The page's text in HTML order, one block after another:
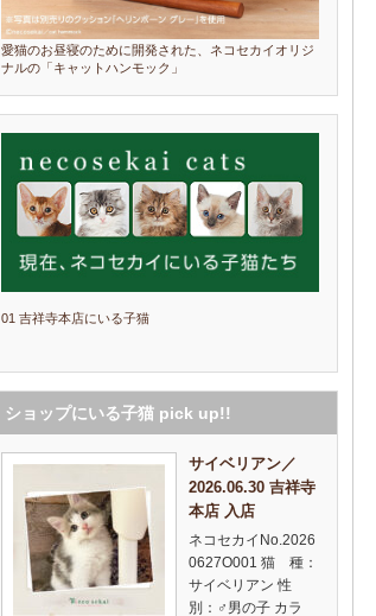
愛猫のお昼寝のために開発された、ネコセカイオリジ
ナルの「キャットハンモック」
01 吉祥寺本店にいる子猫
ショップにいる子猫 pick up!!
サイベリアン／
2026.06.30 吉祥寺
本店 入店
ネコセカイNo.2026
0627O001 猫 種：
サイベリアン 性
別：♂男の子 カラ